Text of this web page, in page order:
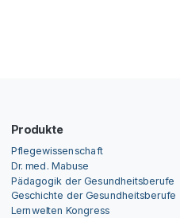
Produkte
Pflegewissenschaft
Dr. med. Mabuse
Pädagogik der Gesundheitsberufe
Geschichte der Gesundheitsberufe
Lernwelten Kongress